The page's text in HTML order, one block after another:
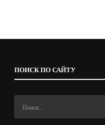
ПОИСК ПО САЙТУ